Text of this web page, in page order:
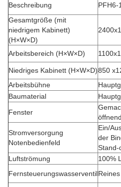
Beschreibung PFH6-
Gesamtgröße (mit
niedrigem Kabinett)
(H×W×D)
Arbeitsbereich (H×W×D)
Niedriges Kabinett (H×W×D)850
Arbeitsbühne
Baumaterial
Fenster
Stromversorgung
Notenbedienfeld
Ein/
der
Stand-
Luftströmung
100%
Fernsteuerungswasserventil